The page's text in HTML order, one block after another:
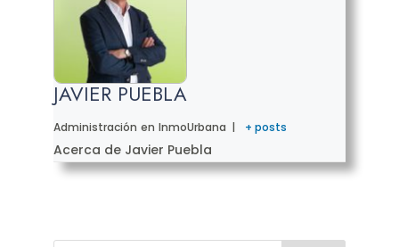
JAVIER PUEBLA
Administración en InmoUrbana | + posts
Acerca de Javier Puebla